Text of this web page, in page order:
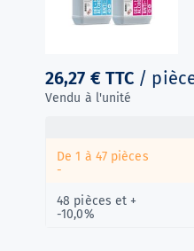
26,27 € TTC /
Vendu à l'unité
De 1 à 47 pièces
-
48 pièces et +
-10,0%